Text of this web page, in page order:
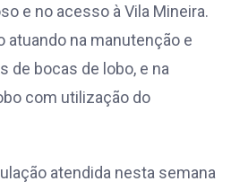
e no acesso à Vila Mineira.
atuando na manutenção e
de bocas de lobo, e na
com utilização do
atendida nesta semana